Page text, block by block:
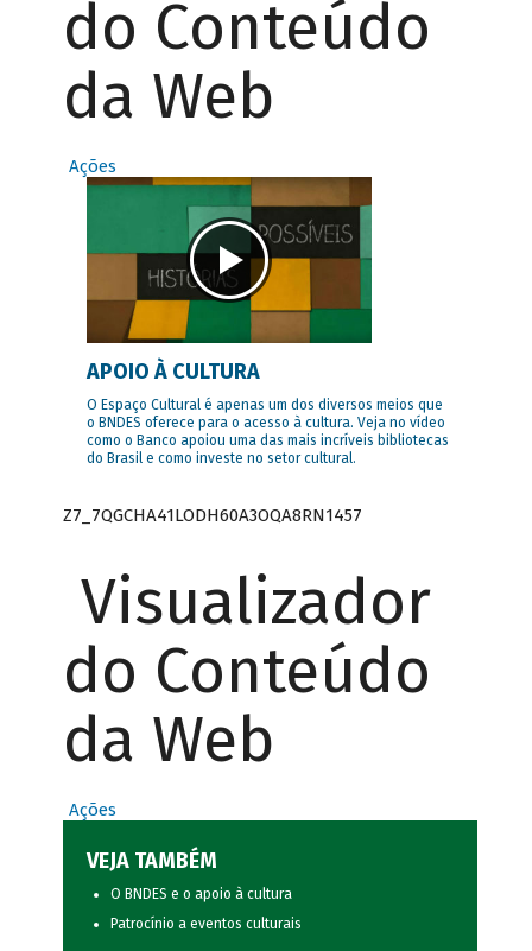
do Conteúdo
da Web
Ações
APOIO À CULTURA
O Espaço Cultural é apenas um dos diversos meios que
o BNDES oferece para o acesso à cultura. Veja no vídeo
como o Banco apoiou uma das mais incríveis bibliotecas
do Brasil e como investe no setor cultural.
Z7_7QGCHA41LODH60A3OQA8RN1457
Visualizador
do Conteúdo
da Web
Ações
VEJA TAMBÉM
O BNDES e o apoio à cultura
Patrocínio a eventos culturais